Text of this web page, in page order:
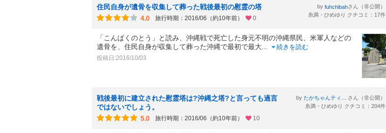
住民自身が遺骨を収集して葬った戦後最初の慰霊の塔
4.0
旅行時期：2016/06（約10年前） 0
by fuhchibahさん（非公開）
糸満・ひめゆり クチコミ：17件
「こんぱくのとう」と読み、沖縄戦で死亡した身元不明の沖縄県民、米軍人などの
遺骨を、住民自身が収集して葬った沖縄で最初で最大
続きを読む
投稿日:2016/10/03
戦後最初に建立された慰霊塔は?沖縄之塔?と言っても過言
ではないでしょう。
5.0
旅行時期：2016/06（約10年前） 10
by
さん（非公開）
糸満・ひめゆり クチコミ：204件